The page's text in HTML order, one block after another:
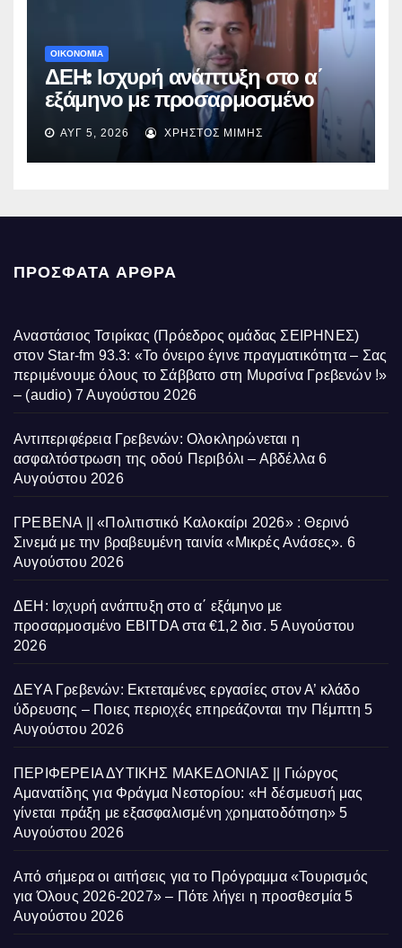
ΟΙΚΟΝΟΜΙΑ
ΔΕΗ: Ισχυρή ανάπτυξη στο α΄
εξάμηνο με προσαρμοσμένο
EBITDA στα €1,2 δισ.
ΑΥΓ 5, 2026 ΧΡΉΣΤΟΣ ΜΊΜΗΣ
ΠΡΌΣΦΑΤΑ ΆΡΘΡΑ
Αναστάσιος Τσιρίκας (Πρόεδρος ομάδας ΣΕΙΡΗΝΕΣ)
στον Star-fm 93.3: «Το όνειρο έγινε πραγματικότητα – Σας
περιμένουμε όλους το Σάββατο στη Μυρσίνα Γρεβενών !»
– (audio) 7 Αυγούστου 2026
Αντιπεριφέρεια Γρεβενών: Ολοκληρώνεται η
ασφαλτόστρωση της οδού Περιβόλι – Αβδέλλα 6
Αυγούστου 2026
ΓΡΕΒΕΝΑ || «Πολιτιστικό Καλοκαίρι 2026» : Θερινό
Σινεμά με την βραβευμένη ταινία «Μικρές Ανάσες». 6
Αυγούστου 2026
ΔΕΗ: Ισχυρή ανάπτυξη στο α΄ εξάμηνο με
προσαρμοσμένο EBITDA στα €1,2 δισ. 5 Αυγούστου
2026
ΔΕΥΑ Γρεβενών: Εκτεταμένες εργασίες στον Α’ κλάδο
ύδρευσης – Ποιες περιοχές επηρεάζονται την Πέμπτη 5
Αυγούστου 2026
ΠΕΡΙΦΕΡΕΙΑ ΔΥΤΙΚΗΣ ΜΑΚΕΔΟΝΙΑΣ || Γιώργος
Αμανατίδης για Φράγμα Νεστορίου: «Η δέσμευσή μας
γίνεται πράξη με εξασφαλισμένη χρηματοδότηση» 5
Αυγούστου 2026
Από σήμερα οι αιτήσεις για το Πρόγραμμα «Τουρισμός
για Όλους 2026-2027» – Πότε λήγει η προσθεσμία 5
Αυγούστου 2026